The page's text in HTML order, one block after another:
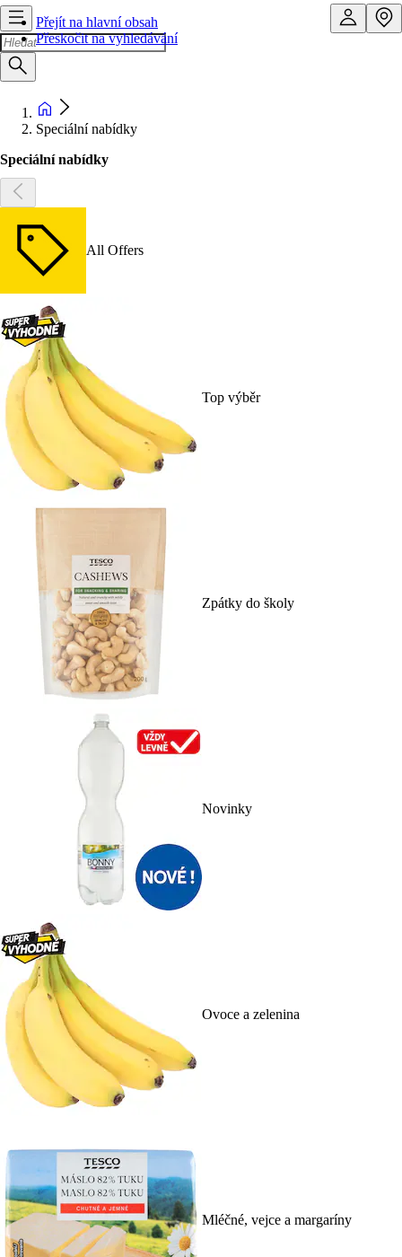
Přejít na hlavní obsah
Přeskočit na vyhledávání
Speciální nabídky
Speciální nabídky
All Offers
Top výběr
Zpátky do školy
Novinky
Ovoce a zelenina
Mléčné, vejce a margaríny